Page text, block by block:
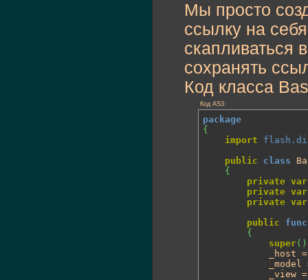
Мы просто
ссылку на
скапливаться
сохранять
Код класса
Код AS3:
package
{
import
public
class
{
private var
private var
private var
public
{
super( )
_view